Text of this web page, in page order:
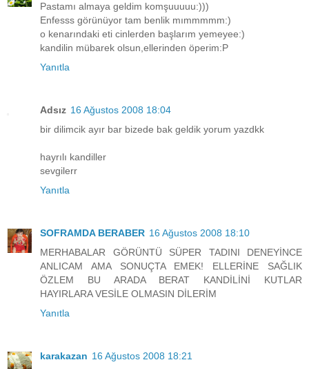
Pastamı almaya geldim komşuuuuu:)))
Enfesss görünüyor tam benlik mımmmmm:)
o kenarındaki eti cinlerden başlarım yemeyee:)
kandilin mübarek olsun,ellerinden öperim:P
Yanıtla
Adsız 16 Ağustos 2008 18:04
bir dilimcik ayır bar bizede bak geldik yorum yazdkk
hayrılı kandiller
sevgilerr
Yanıtla
SOFRAMDA BERABER 16 Ağustos 2008 18:10
MERHABALAR GÖRÜNTÜ SÜPER TADINI DENEYİNCE
ANLICAM AMA SONUÇTA EMEK! ELLERİNE SAĞLIK
ÖZLEM BU ARADA BERAT KANDİLİNİ KUTLAR
HAYIRLARA VESİLE OLMASIN DİLERİM
Yanıtla
karakazan 16 Ağustos 2008 18:21